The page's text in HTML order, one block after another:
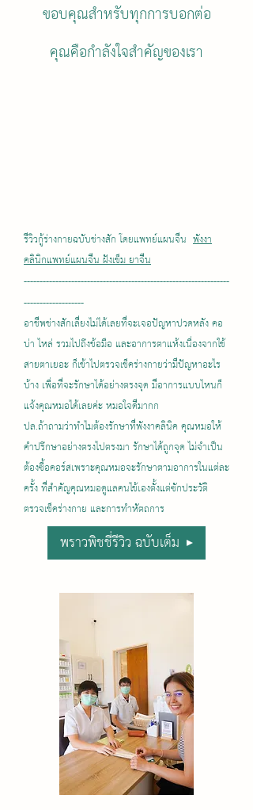
ขอบคุณสำหรับทุกการบอกต่อ
คุณคือกำลังใจสำคัญของเรา
รีวิวกู้ร่างกายฉบับช่างสัก โดยแพทย์แผนจีน พังงา
คลินิกแพทย์แผนจีน ฝังเข็ม ยาจีน
-----------------------------------------------------------------
-------------------
อาชีพช่างสักเลี่ยงไม่ได้เลยที่จะเจอปัญหาปวดหลัง คอ
บ่า ไหล่ รวมไปถึงข้อมือ และอาการตาแห้งเนื่องจากใช้
สายตาเยอะ ก็เข้าไปตรวจเช็คร่างกายว่ามีปัญหาอะไร
บ้าง เพื่อที่จะรักษาได้อย่างตรงจุด มีอาการแบบไหนก็
แจ้งคุณหมอได้เลยค่ะ หมอใจดีมากก
ปล.ถ้าถามว่าทำไมต้องรักษาที่พังงาคลินิค คุณหมอให้
คำปรึกษาอย่างตรงไปตรงมา รักษาได้ถูกจุด ไม่จำเป็น
ต้องซื้อคอร์สเพราะคุณหมอจะรักษาตามอาการในแต่ละ
ครั้ง ที่สำคัญคุณหมอดูแลคนไข้เองตั้งแต่ซักประวัติ
ตรวจเช็คร่างกาย และการทำหัตถการ
พราวพิชชี่รีวิว ฉบับเต็ม